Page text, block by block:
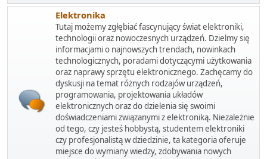
Elektronika
Tutaj możemy zgłębiać fascynujący świat elektroniki,
technologii oraz nowoczesnych urządzeń. Dzielmy się
informacjami o najnowszych trendach, nowinkach
technologicznych, poradami dotyczącymi użytkowania
oraz naprawy sprzętu elektronicznego. Zachęcamy do
dyskusji na temat różnych rodzajów urządzeń,
programowania, projektowania układów
elektronicznych oraz do dzielenia się swoimi
doświadczeniami związanymi z elektroniką. Niezależnie
od tego, czy jesteś hobbystą, studentem elektroniki
czy profesjonalistą w dziedzinie, ta kategoria oferuje
miejsce do wymiany wiedzy, zdobywania nowych